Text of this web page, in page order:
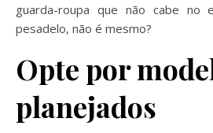
guarda-roupa que não cabe no
pesadelo, não é mesmo?
Opte por
planejados